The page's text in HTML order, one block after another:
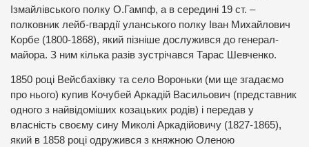
Ізмайлівського полку О.Гампф, а в середині 19 ст. –
полковник лейб-гвардії уланського полку Іван Михайлович
Корбе (1800-1868), який пізніше дослужився до генерал-
майора. З ним кілька разів зустрічався Тарас Шевченко.
1850 році Вейсбахівку та село Вороньки (ми ще згадаємо
про нього) купив Кочубей Аркадій Васильович (представник
одного з найвідоміших козацьких родів) і передав у
власність своєму сину Миколі Аркадійовичу (1827-1865),
який в 1858 році одружився з княжною Оленою